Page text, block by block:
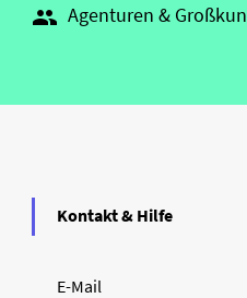
 Agenturen &
Kontakt & Hilfe
E-Mail